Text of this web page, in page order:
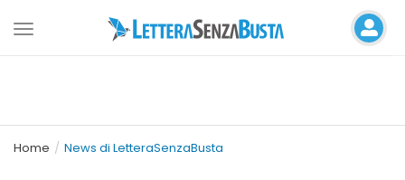
Toggle
Home News di LetteraSenzaBusta